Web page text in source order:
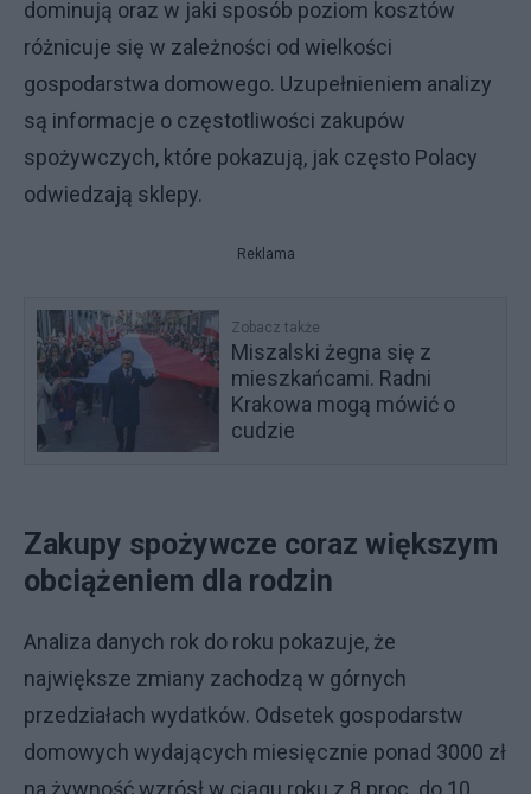
dominują oraz w jaki sposób poziom kosztów
różnicuje się w zależności od wielkości
gospodarstwa domowego. Uzupełnieniem analizy
są informacje o częstotliwości zakupów
spożywczych, które pokazują, jak często Polacy
odwiedzają sklepy.
Reklama
Zobacz także
Miszalski żegna się z
mieszkańcami. Radni
Krakowa mogą mówić o
cudzie
Zakupy spożywcze coraz większym
obciążeniem dla rodzin
Analiza danych rok do roku pokazuje, że
największe zmiany zachodzą w górnych
przedziałach wydatków. Odsetek gospodarstw
domowych wydających miesięcznie ponad 3000 zł
na żywność wzrósł w ciągu roku z 8 proc. do 10